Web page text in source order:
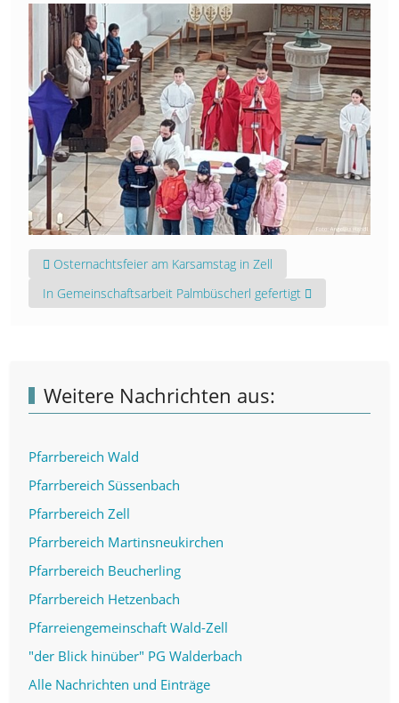
Vorheriger Beitrag: Osternachtsfeier am Karsamstag in Zell
Osternachtsfeier am Karsamstag in Zell
Nächster Beitrag: In Gemeinschaftsarbeit Palmbüscherl gefertigt
In Gemeinschaftsarbeit Palmbüscherl gefertigt
Weitere Nachrichten aus:
Pfarrbereich Wald
Pfarrbereich Süssenbach
Pfarrbereich Zell
Pfarrbereich Martinsneukirchen
Pfarrbereich Beucherling
Pfarrbereich Hetzenbach
Pfarreiengemeinschaft Wald-Zell
"der Blick hinüber" PG Walderbach
Alle Nachrichten und Einträge